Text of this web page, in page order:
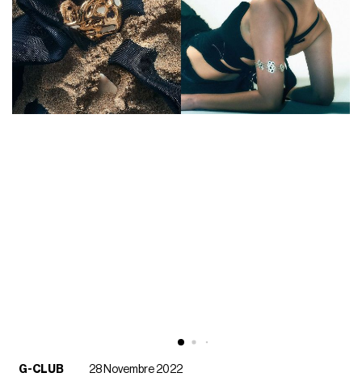
G-CLUB
28 Novembre 2022